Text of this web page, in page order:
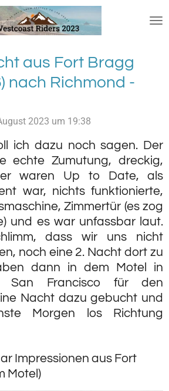
aus Fort Bragg
nach Richmond -
2023 um 19:38
ich dazu noch sagen. Der
echte Zumutung, dreckig,
waren Up to Date, als
war, nichts funktionierte,
Zimmertür (es zog
und es war unfassbar laut.
dass wir uns nicht
noch eine 2. Nacht dort zu
dann in dem Motel in
San Francisco für den
Nacht dazu gebucht und
Morgen los Richtung
Impressionen aus Fort
Motel)